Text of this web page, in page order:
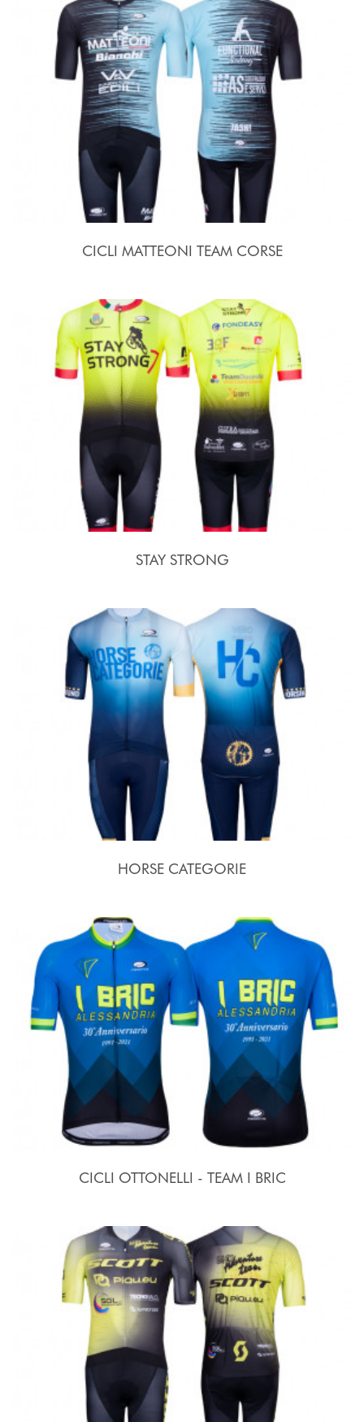
CICLI MATTEONI TEAM CORSE
STAY STRONG
HORSE CATEGORIE
CICLI OTTONELLI - TEAM I BRIC